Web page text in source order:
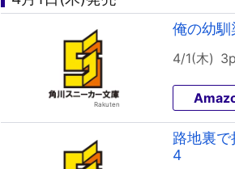
俺の幼馴
4/1(木)
路地裏
4